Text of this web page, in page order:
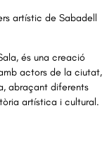
artístic de Sabadell
és una creació
actors de la ciutat,
abraçant diferents
artística i cultural.